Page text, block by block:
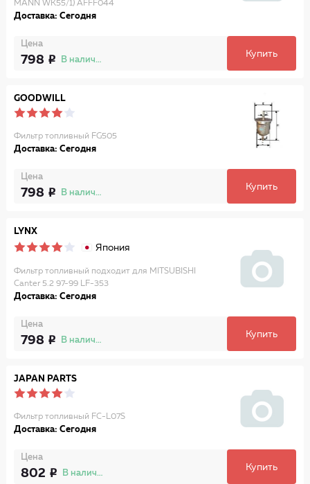
MANN WK55/1) AFFF044
Доставка: Сегодня
Цена
798 В наличии
Купить
GOODWILL
Фильтр топливный FG505
Доставка: Сегодня
Цена
798 В наличии
Купить
LYNX
Япония
Фильтр топливный подходит для MITSUBISHI
Canter 5.2 97-99 LF-353
Доставка: Сегодня
Цена
798 В наличии
Купить
JAPAN PARTS
Фильтр топливный FC-L07S
Доставка: Сегодня
Цена
802 В наличии
Купить